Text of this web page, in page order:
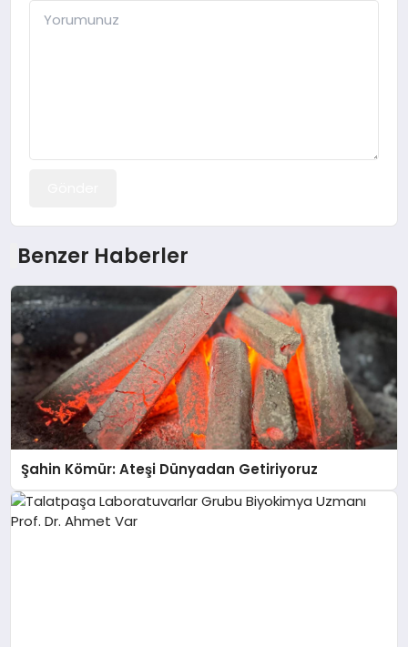
Benzer Haberler
Şahin Kömür: Ateşi Dünyadan Getiriyoruz